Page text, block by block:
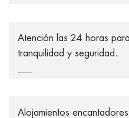
Atención las 24 horas
tranquilidad y seguridad.
Alojamientos